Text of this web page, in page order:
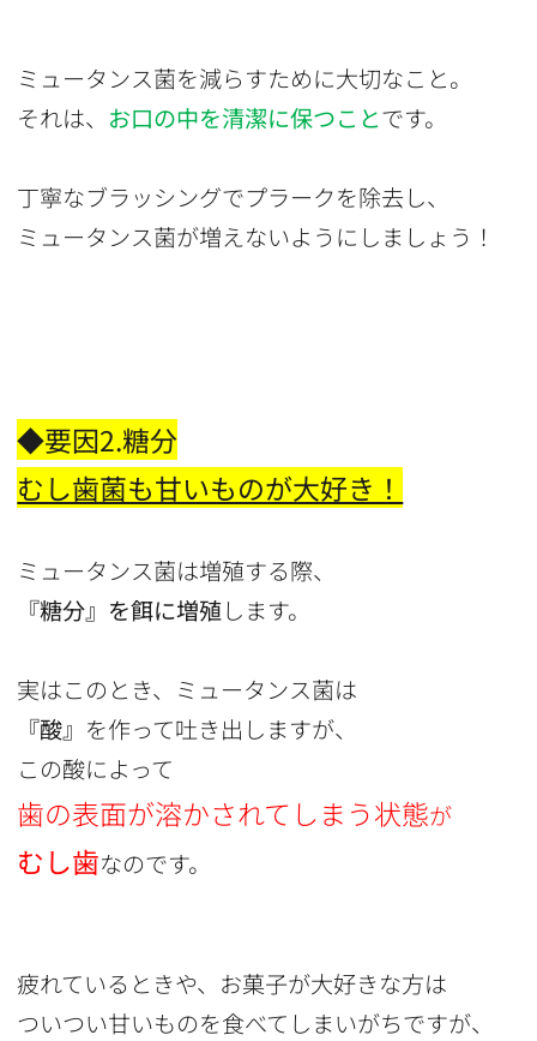
ミュータンス菌を減らすために大切なこと。
それは、 お口の中を清潔に保つことです。
丁寧なブラッシングでプラークを除去し、
ミュータンス菌が増えないようにしましょう！
◆要因2.糖分
むし歯菌も甘いものが大好き！
ミュータンス菌は増殖する際、
『糖分』を餌に増殖します。
実はこのとき、ミュータンス菌は
『酸』 を作って吐き出しますが、
この酸によって
歯の表面が溶かされてしまう状態が
むし歯なのです。
疲れているときや、お菓子が大好きな方は
ついつい甘いものを食べてしまいがちですが、